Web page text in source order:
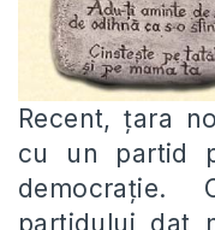
Recent, țara
cu un partid
partidului dat